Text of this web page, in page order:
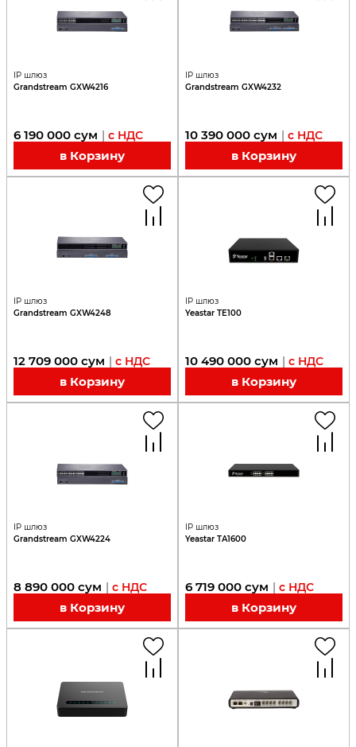
IP шлюз
Grandstream GXW4216
6 190 000 сум | с НДС
в Корзину
IP шлюз
Grandstream GXW4232
10 390 000 сум | с НДС
в Корзину
IP шлюз
Grandstream GXW4248
12 709 000 сум | с НДС
в Корзину
IP шлюз
Yeastar ТE100
10 490 000 сум | с НДС
в Корзину
IP шлюз
Grandstream GXW4224
8 890 000 сум | с НДС
в Корзину
IP шлюз
Yeastar TA1600
6 719 000 сум | с НДС
в Корзину